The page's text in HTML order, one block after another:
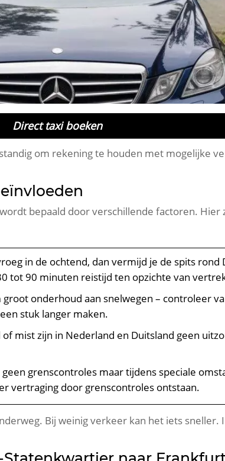
Direct taxi boeken
om rekening te houden met mogelijke
bepaald door verschillende factoren. Hier
in de ochtend, dan vermijd je de spits rond
tot 90 minuten reistijd ten opzichte van
onderhoud aan snelwegen – controleer
stuk langer maken.
mist zijn in Nederland en Duitsland geen
grenscontroles maar tijdens speciale
vertraging door grenscontroles ontstaan.
Bij weinig verkeer kan het iets sneller.